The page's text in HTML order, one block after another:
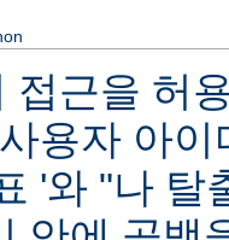
접근을 허
용자 아
'와 "나 탈